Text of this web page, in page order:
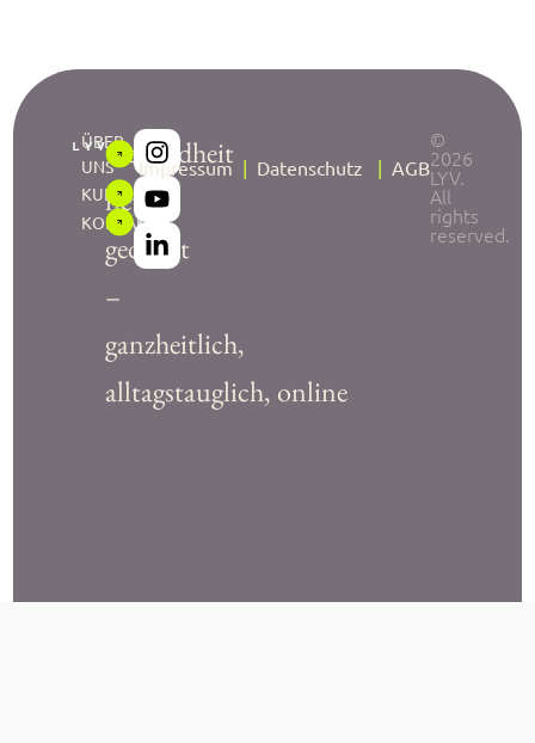
Gesundheit
neu
gedacht
–
ganzheitlich,
alltagstauglich, online
ÜBER
UNS
KURSE
KONTAKT
Impressum | Datenschutz | AGB
©
2026
LYV.
All
rights
reserved.